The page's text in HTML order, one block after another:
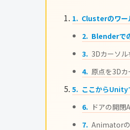
Clusterのワー
Blenderで
3Dカーソ
原点を3D
ここからUnity
ドアの開
Animator